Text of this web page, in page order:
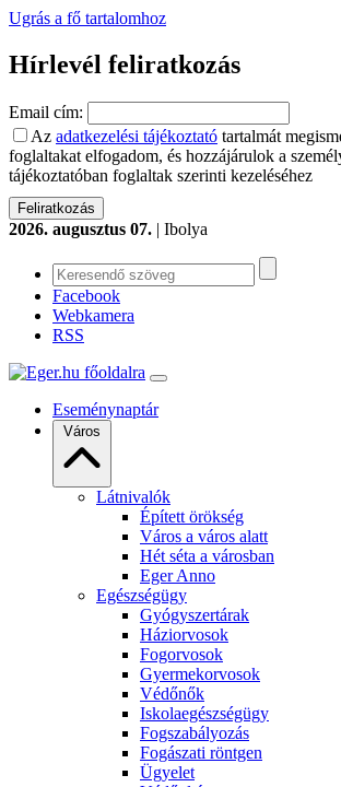
Ugrás a fő tartalomhoz
Hírlevél feliratkozás
Email cím:
Az adatkezelési tájékoztató tartalmát
foglaltakat elfogadom, és hozzájárulok a
tájékoztatóban foglaltak szerinti kezeléséhez
2026. augusztus 07. | Ibolya
Facebook
Webkamera
RSS
Eseménynaptár
Város
Látnivalók
Épített örökség
Város a város alatt
Hét séta a városban
Eger Anno
Egészségügy
Gyógyszertárak
Háziorvosok
Fogorvosok
Gyermekorvosok
Védőnők
Iskolaegészségügy
Fogszabályozás
Fogászati röntgen
Ügyelet